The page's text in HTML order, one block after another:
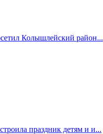
Колышлейский район...
праздник детям и и...